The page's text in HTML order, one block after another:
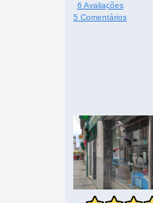
6 Avaliações
5 Comentários